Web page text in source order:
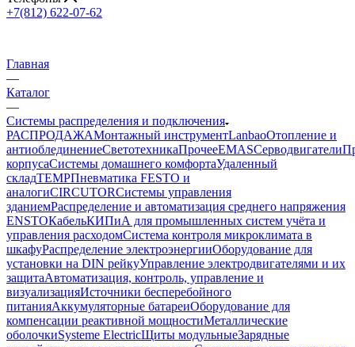
+7(812) 622-07-62
Главная
—
Каталог
—
Системы распределения и подключения
РАСПРОДАЖАМонтажный инструментLanbaoОтопление и
антиоблединениеСветотехникаПрочееEMASCерводвигатели
корпусаСистемы домашнего комфортаУдаленный
складTEMPПневматика FESTO и
аналогиCIRCUTORСистемы управления
зданиемРаспределение и автоматизация среднего напряжения
ENSTOКабельКИПиА для промышленных систем учёта и
управления расходомСистема контроля микроклимата в
шкафуРаспределение электроэнергииОборудование для
установки на DIN рейкуУправление электродвигателями и их
защитаАвтоматизация, контроль, управление и
визуализацияИсточники бесперебойного
питанияАккумуляторные батареиОборудование для
компенсации реактивной мощностиМеталлические
оболочкиSysteme ElectricЩиты модульныеЗарядные